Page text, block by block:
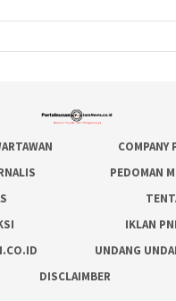
COMPANY
PEDOMAN
IKLAN
UNDANG
DISCLAIMBER